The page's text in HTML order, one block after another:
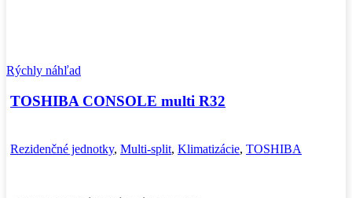
Rýchly náhľad
TOSHIBA CONSOLE multi R32
Rezidenčné jednotky, Multi-split, Klimatizácie, TOSHIBA